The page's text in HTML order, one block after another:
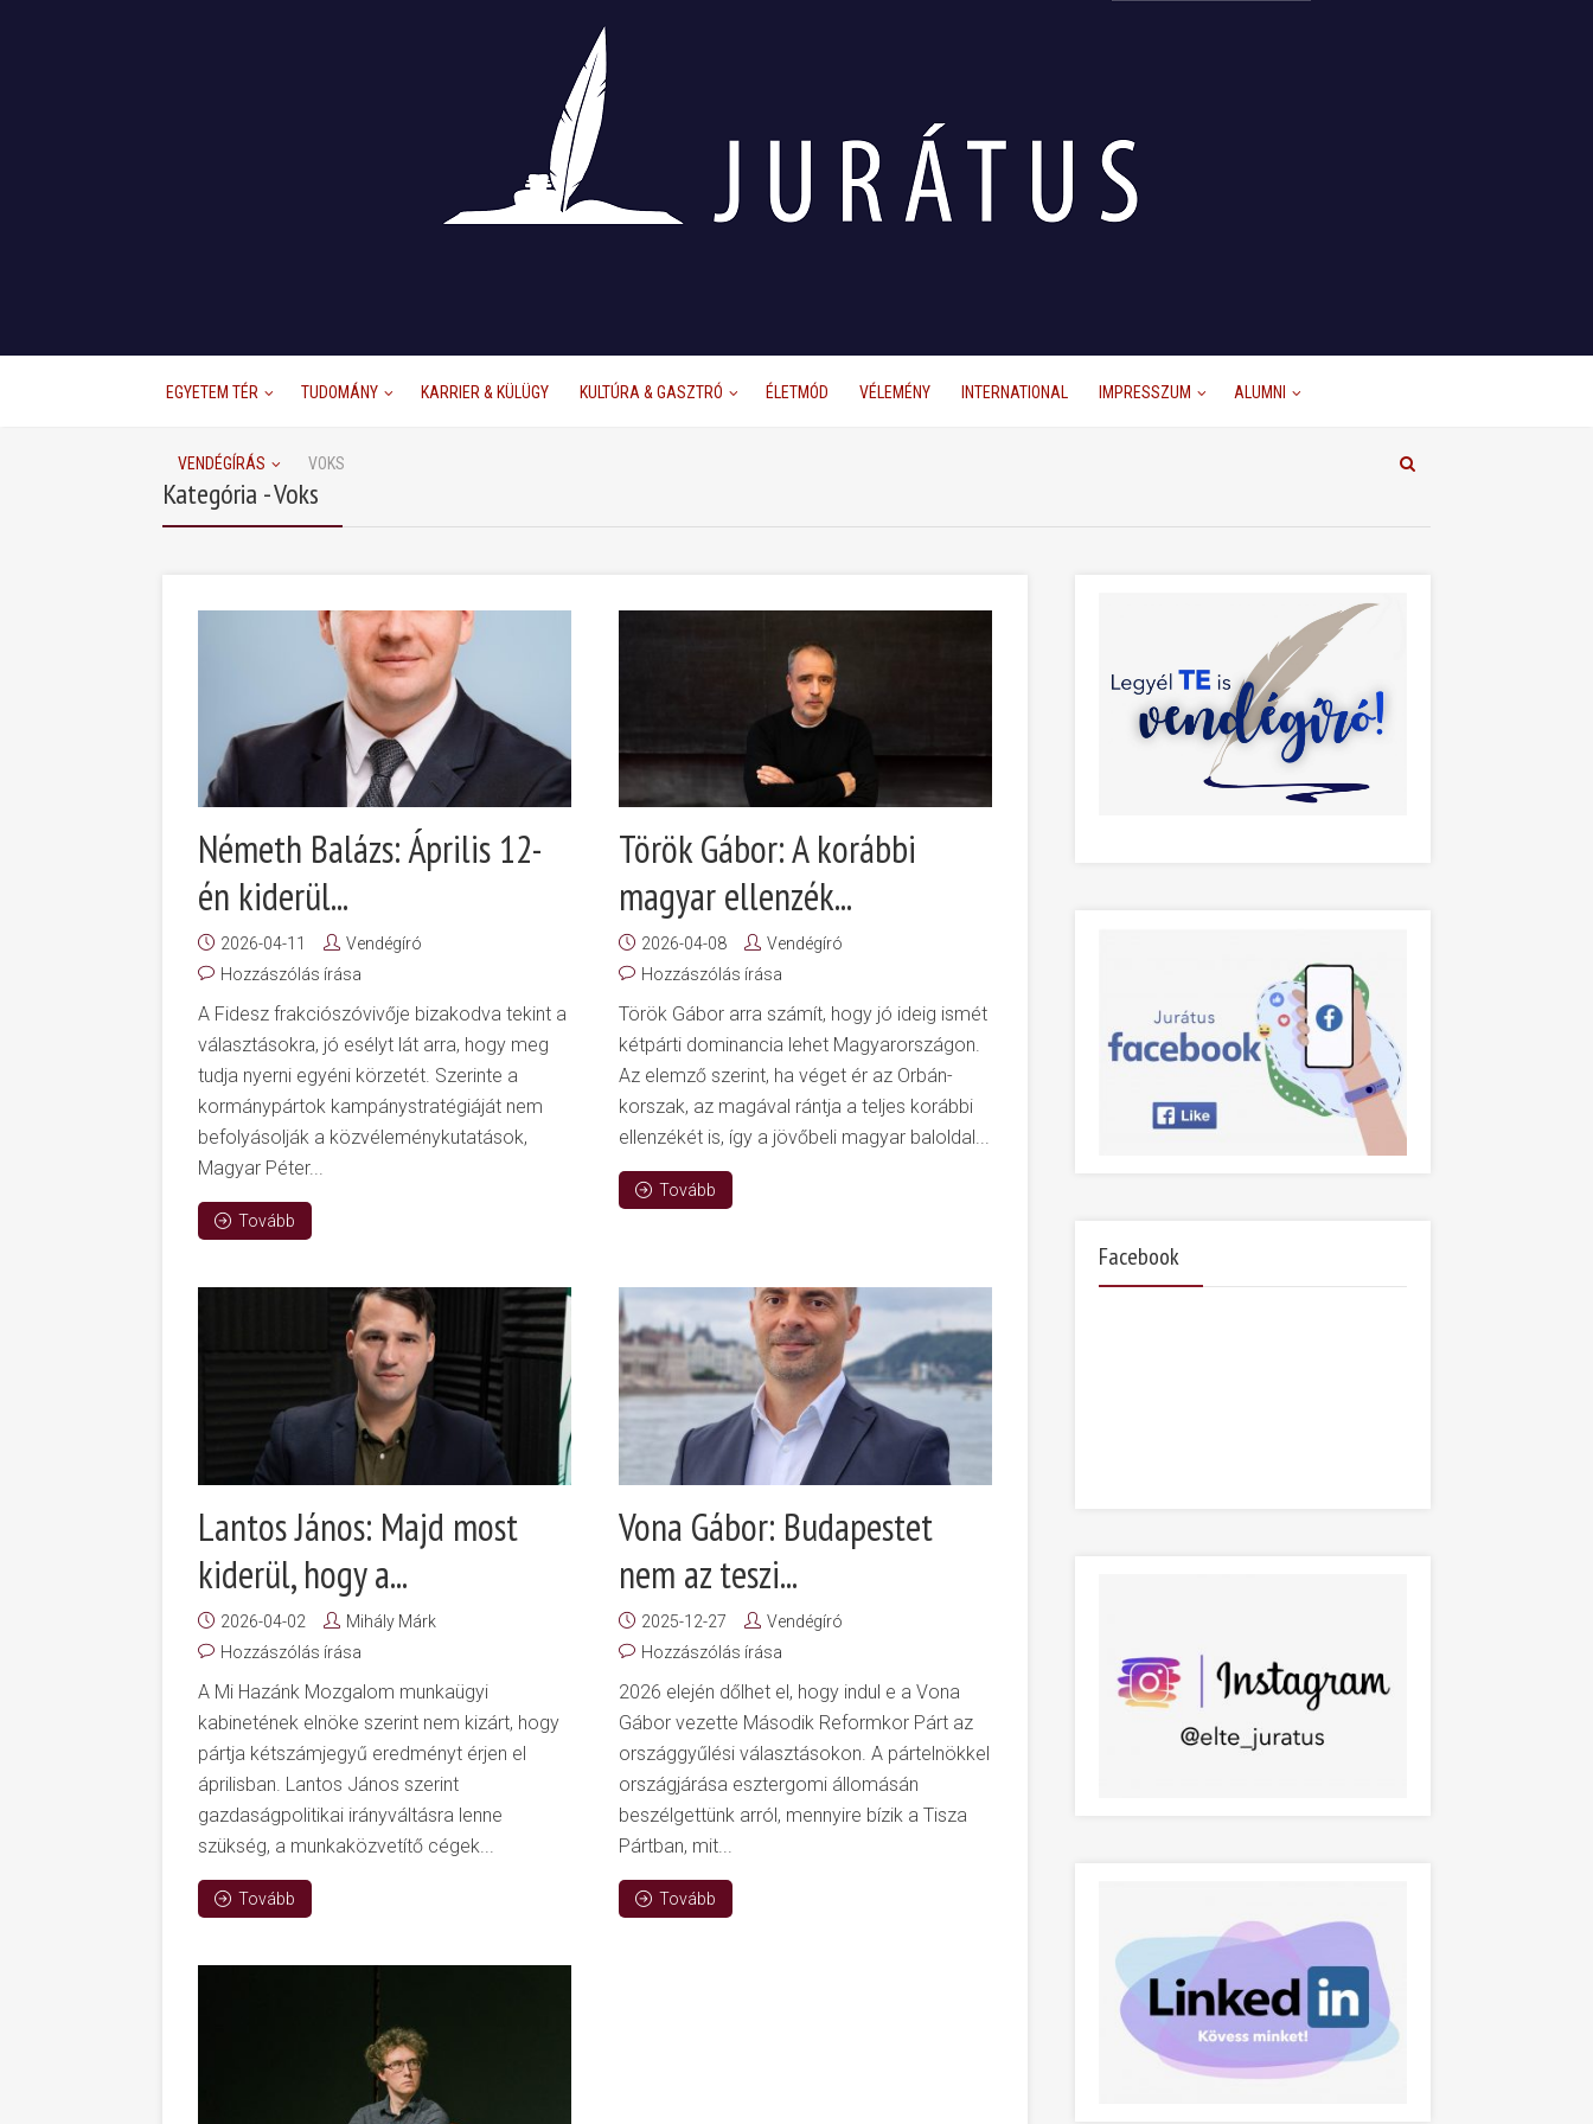
EGYETEM TÉR TUDOMÁNY KARRIER & KÜLÜGY KULTÚRA & GASZTRÓ ÉLETMÓD VÉLEMÉNY INTERNATIONAL IMPRESSZUM ALUMNI
VENDÉGÍRÁS VOKS
Kategória - Voks
Németh Balázs: Április 12-
én kiderül...
2026-04-11
Vendégíró
Hozzászólás írása
A Fidesz frakciószóvivője bizakodva tekint a
választásokra, jó esélyt lát arra, hogy meg
tudja nyerni egyéni körzetét. Szerinte a
kormánypártok kampánystratégiáját nem
befolyásolják a közvéleménykutatások,
Magyar Péter...
Tovább
Török Gábor: A korábbi
magyar ellenzék...
2026-04-08
Vendégíró
Hozzászólás írása
Török Gábor arra számít, hogy jó ideig ismét
kétpárti dominancia lehet Magyarországon.
Az elemző szerint, ha véget ér az Orbán-
korszak, az magával rántja a teljes korábbi
ellenzékét is, így a jövőbeli magyar baloldal...
Tovább
Lantos János: Majd most
kiderül, hogy a...
2026-04-02
Mihály Márk
Hozzászólás írása
A Mi Hazánk Mozgalom munkaügyi
kabinetének elnöke szerint nem kizárt, hogy
pártja kétszámjegyű eredményt érjen el
áprilisban. Lantos János szerint
gazdaságpolitikai irányváltásra lenne
szükség, a munkaközvetítő cégek...
Tovább
Vona Gábor: Budapestet
nem az teszi...
2025-12-27
Vendégíró
Hozzászólás írása
2026 elején dőlhet el, hogy indul e a Vona
Gábor vezette Második Reformkor Párt az
országgyűlési választásokon. A pártelnökkel
országjárása esztergomi állomásán
beszélgettünk arról, mennyire bízik a Tisza
Pártban, mit...
Tovább
Facebook